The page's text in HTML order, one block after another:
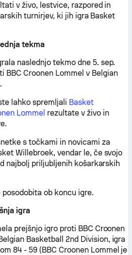
v živo, lestvice, razpored in
turnirjev, ki jih igra Basket
tekma
naslednjo tekmo dne 5. sep.
BBC Croonen Lommel v Belgian
lahko spremljali Basket
Lommel rezultate v živo in
s točkami in novicami za
Willebroek, vendar le, če svojo
najbolj priljubljenih košarkarskih
ob koncu igre.
igra
prejšnjo igro proti BBC Croonen
Basketball 2nd Division, igra
84 - 59 (BBC Croonen Lommel je